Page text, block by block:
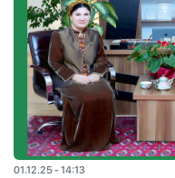
01.12.25 - 14:13